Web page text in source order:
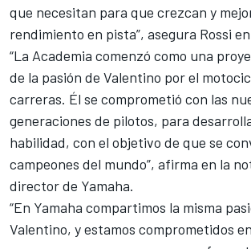
que necesitan para que crezcan y
rendimiento en pista”, asegura Rossi
“La Academia comenzó como una
de la pasión de Valentino por el
carreras. Él se comprometió con las
generaciones de pilotos, para
habilidad, con el objetivo de que se
campeones del mundo”, afirma en la
director de Yamaha.
“En Yamaha compartimos la misma
Valentino, y estamos comprometidos